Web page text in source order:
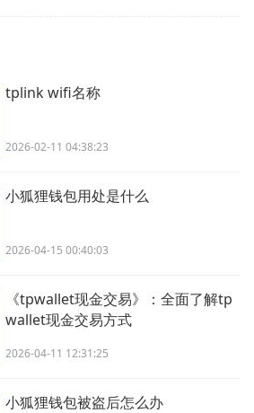
tplink wifi名称
2026-02-11 04:38:23
小狐狸钱包用处是什么
2026-04-15 00:40:03
《tpwallet现金交易》：全面了解tp
wallet现金交易方式
2026-04-11 12:31:25
小狐狸钱包被盗后怎么办